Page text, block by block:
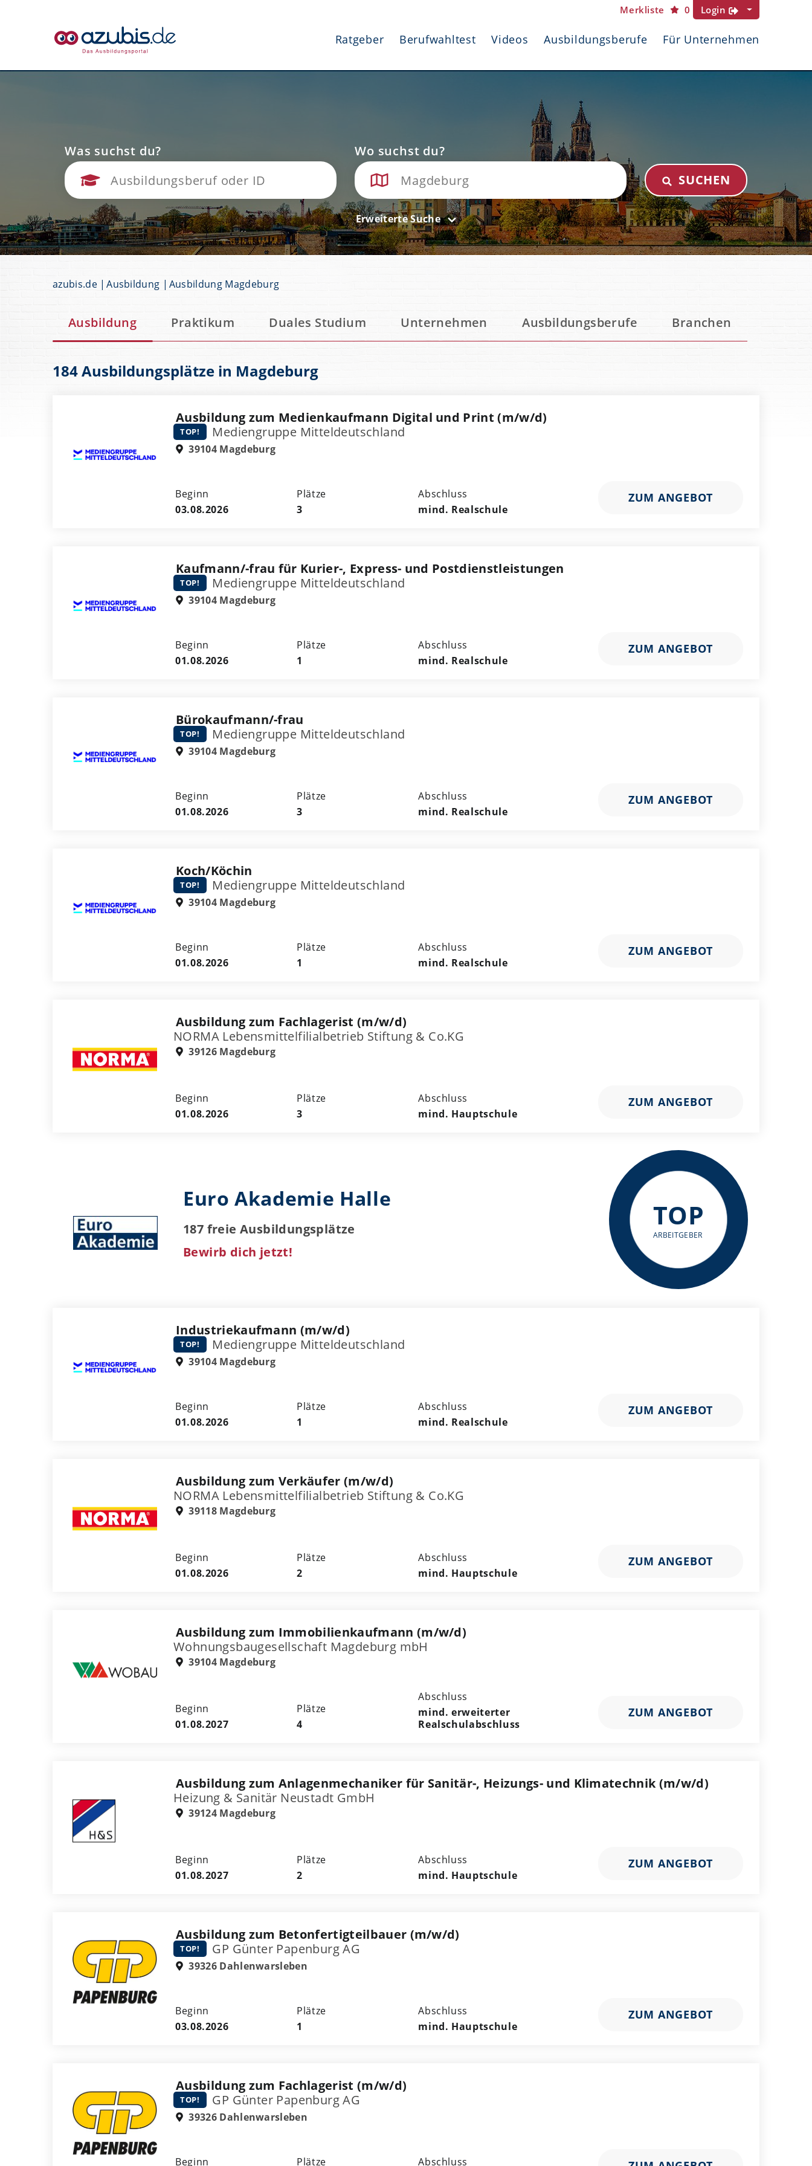
Merkliste 0 Login
Ratgeber Berufwahltest Videos Ausbildungsberufe Für Unternehmen
Was suchst du?
Wo suchst du?
SUCHEN
Erweiterte Suche
azubis.de Ausbildung Ausbildung Magdeburg
Ausbildung Praktikum Duales Studium Unternehmen Ausbildungsberufe Branchen
184 Ausbildungsplätze in Magdeburg
Ausbildung zum Medienkaufmann Digital und Print (m/w/d)
TOP! Mediengruppe Mitteldeutschland
39104 Magdeburg
Beginn
03.08.2026
Plätze
3
Abschluss
mind. Realschule
ZUM ANGEBOT
Kaufmann/-frau für Kurier-, Express- und Postdienstleistungen
TOP! Mediengruppe Mitteldeutschland
39104 Magdeburg
Beginn
01.08.2026
Plätze
1
Abschluss
mind. Realschule
ZUM ANGEBOT
Bürokaufmann/-frau
TOP! Mediengruppe Mitteldeutschland
39104 Magdeburg
Beginn
01.08.2026
Plätze
3
Abschluss
mind. Realschule
ZUM ANGEBOT
Koch/Köchin
TOP! Mediengruppe Mitteldeutschland
39104 Magdeburg
Beginn
01.08.2026
Plätze
1
Abschluss
mind. Realschule
ZUM ANGEBOT
Ausbildung zum Fachlagerist (m/w/d)
NORMA Lebensmittelfilialbetrieb Stiftung & Co.KG
39126 Magdeburg
Beginn
01.08.2026
Plätze
3
Abschluss
mind. Hauptschule
ZUM ANGEBOT
Euro Akademie Halle
187 freie Ausbildungsplätze
Bewirb dich jetzt!
TOP
ARBEITGEBER
Industriekaufmann (m/w/d)
TOP! Mediengruppe Mitteldeutschland
39104 Magdeburg
Beginn
01.08.2026
Plätze
1
Abschluss
mind. Realschule
ZUM ANGEBOT
Ausbildung zum Verkäufer (m/w/d)
NORMA Lebensmittelfilialbetrieb Stiftung & Co.KG
39118 Magdeburg
Beginn
01.08.2026
Plätze
2
Abschluss
mind. Hauptschule
ZUM ANGEBOT
Ausbildung zum Immobilienkaufmann (m/w/d)
Wohnungsbaugesellschaft Magdeburg mbH
39104 Magdeburg
Beginn
01.08.2027
Plätze
4
Abschluss
mind. erweiterter
Realschulabschluss
ZUM ANGEBOT
Ausbildung zum Anlagenmechaniker für Sanitär-, Heizungs- und Klimatechnik (m/w/d)
Heizung & Sanitär Neustadt GmbH
39124 Magdeburg
Beginn
01.08.2027
Plätze
2
Abschluss
mind. Hauptschule
ZUM ANGEBOT
Ausbildung zum Betonfertigteilbauer (m/w/d)
TOP! GP Günter Papenburg AG
39326 Dahlenwarsleben
Beginn
03.08.2026
Plätze
1
Abschluss
mind. Hauptschule
ZUM ANGEBOT
Ausbildung zum Fachlagerist (m/w/d)
TOP! GP Günter Papenburg AG
39326 Dahlenwarsleben
Beginn Plätze Abschluss